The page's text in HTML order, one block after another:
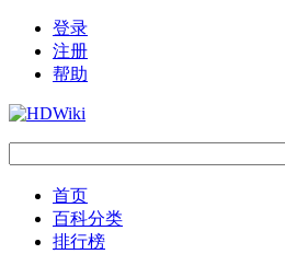
登录
注册
帮助
首页
百科分类
排行榜